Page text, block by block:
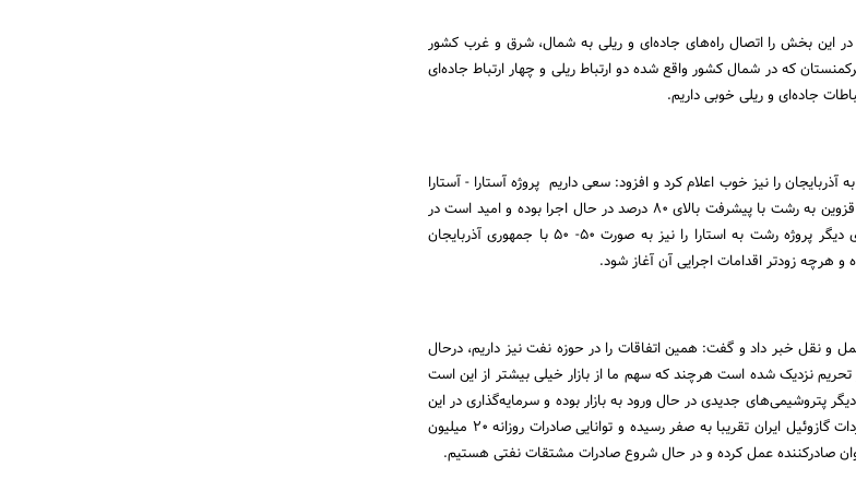
در این بخش را اتصال راه‌های جاده‌ای و ریلی به شمال، شرق و غرب کشور
که در شمال کشور واقع شده دو ارتباط ریلی و چهار ارتباط جاده‌ای
جاده‌ای و ریلی خوبی داریم.
را نیز خوب اعلام کرد و افزود: سعی داریم پروژه آستارا - آستارا
نیز تا چندماه اخیر افتتاح کنیم، همچنین پروژه قزوین به رشت با پیشرفت بالای 80 درصد در حال اجرا بوده و امید است در
بهار یا پاییز سال آینده به افتتاح برسد، از سوی دیگر پروژه رشت به استارا را نیز به صورت 50- 50 با جمهوری آذربایجان
هرچه زودتر اقدامات اجرایی آن آغاز شود.
و نقل خبر داد و گفت: همین اتفاقات را در حوزه نفت نیز داریم، درحال
نزدیک شده است هرچند که سهم ما از بازار خیلی بیشتر از این است
پتروشیمی‌های جدیدی در حال ورود به بازار بوده و سرمایه‌گذاری در این
حوزه شتاب جدی گرفته است. در این عرصه، واردات گازوئیل ایران تقریبا به صفر رسیده و توانایی صادرات روزانه 20 میلیون
صادرکننده عمل کرده و در حال شروع صادرات مشتقات نفتی هستیم.